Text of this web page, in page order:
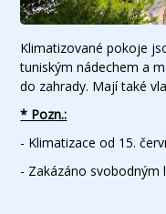
Klimatizované pokoje
tuniským nádechem a
do zahrady. Mají také
* Pozn.:
- Klimatizace od 15.
- Zakázáno svobodným